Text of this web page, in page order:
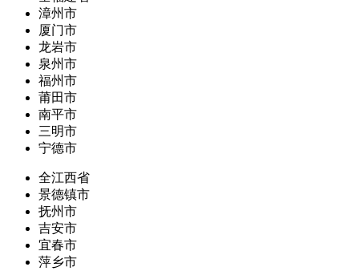
漳州市
厦门市
龙岩市
泉州市
福州市
莆田市
南平市
三明市
宁德市
全江西省
景德镇市
抚州市
吉安市
宜春市
萍乡市